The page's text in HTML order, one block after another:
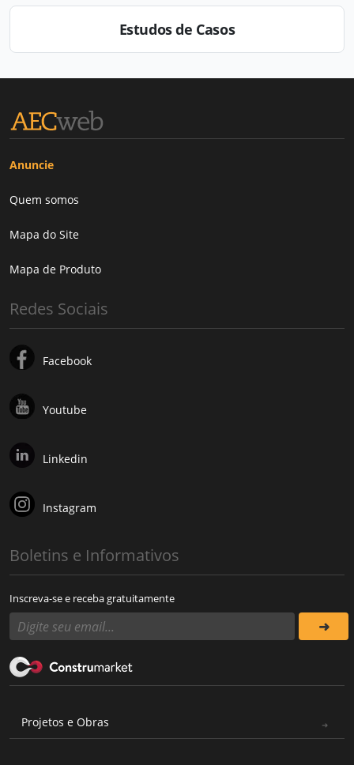
Estudos de Casos
Anuncie
Quem somos
Mapa do Site
Mapa de Produto
Redes Sociais
Facebook
Youtube
Linkedin
Instagram
Boletins e Informativos
Inscreva-se e receba gratuitamente
Projetos e Obras